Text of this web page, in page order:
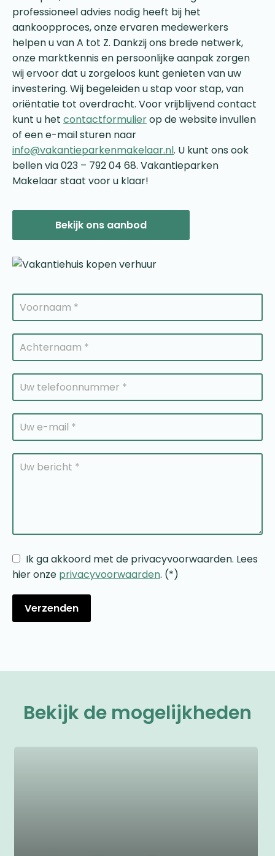
professioneel advies nodig heeft bij het
aankoopproces, onze ervaren medewerkers
helpen u van A tot Z. Dankzij ons brede netwerk,
onze marktkennis en persoonlijke aanpak zorgen
wij ervoor dat u zorgeloos kunt genieten van uw
investering. Wij begeleiden u stap voor stap, van
oriëntatie tot overdracht. Voor vrijblijvend contact
kunt u het contactformulierop de website invullen
of een e-mail sturen naar
info@vakantieparkenmakelaar.nl. U kunt ons ook
bellen via 023 – 792 04 68. Vakantieparken
Makelaar staat voor u klaar!
Bekijk ons aanbod
Ik ga akkoord met de privacyvoorwaarden. Lees
hier onze privacyvoorwaarden. (*)
Bekijk de mogelijkheden